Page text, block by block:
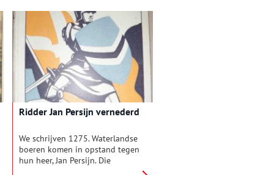
stenen muren van meer dan een
meter dik bleken te liggen. Uit
de archieven was niets bekend
over een groot gebouw op deze
plek. Dit maakte de
archeologische ontdekking des
te belangwekkender.
Ridder Jan Persijn vernederd
We schrijven 1275. Waterlandse
boeren komen in opstand tegen
hun heer, Jan Persijn. Die